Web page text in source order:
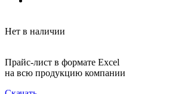
Нет в наличии
Прайс-лист в формате Excel
на всю продукцию компании